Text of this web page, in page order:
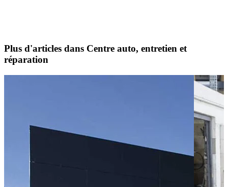
Plus d'articles dans Centre auto, entretien et
réparation